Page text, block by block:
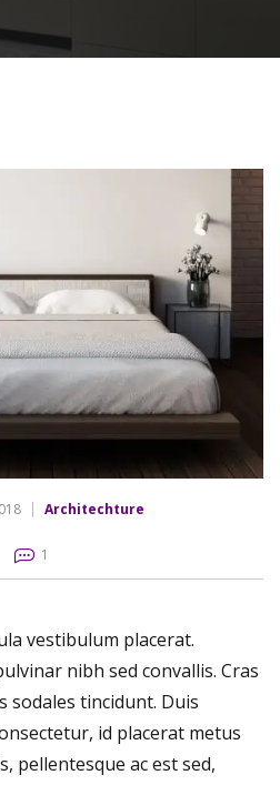
Architechture
1
vestibulum placerat.
nibh sed convallis. Cras
sodales tincidunt. Duis
id placerat metus
pellentesque ac est sed,